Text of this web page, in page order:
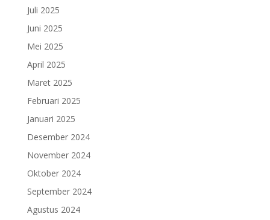
Juli 2025
Juni 2025
Mei 2025
April 2025
Maret 2025
Februari 2025
Januari 2025
Desember 2024
November 2024
Oktober 2024
September 2024
Agustus 2024